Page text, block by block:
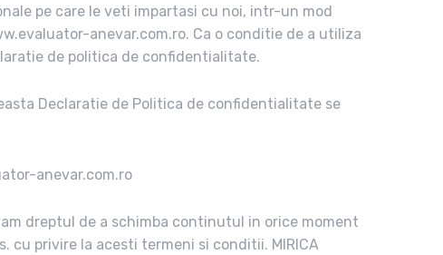
pe care le veti impartasi cu noi, intr-un mod
anevar.com.ro. Ca o conditie de a utiliza
de politica de confidentialitate.
Declaratie de Politica de confidentialitate se
anevar.com.ro
dreptul de a schimba continutul in orice moment
privire la acesti termeni si conditii. MIRICA